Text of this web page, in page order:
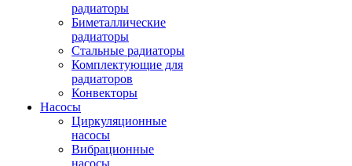
радиаторы
Биметаллические
радиаторы
Стальные радиаторы
Комплектующие для
радиаторов
Конвекторы
Насосы
Циркуляционные
насосы
Вибрационные
насосы